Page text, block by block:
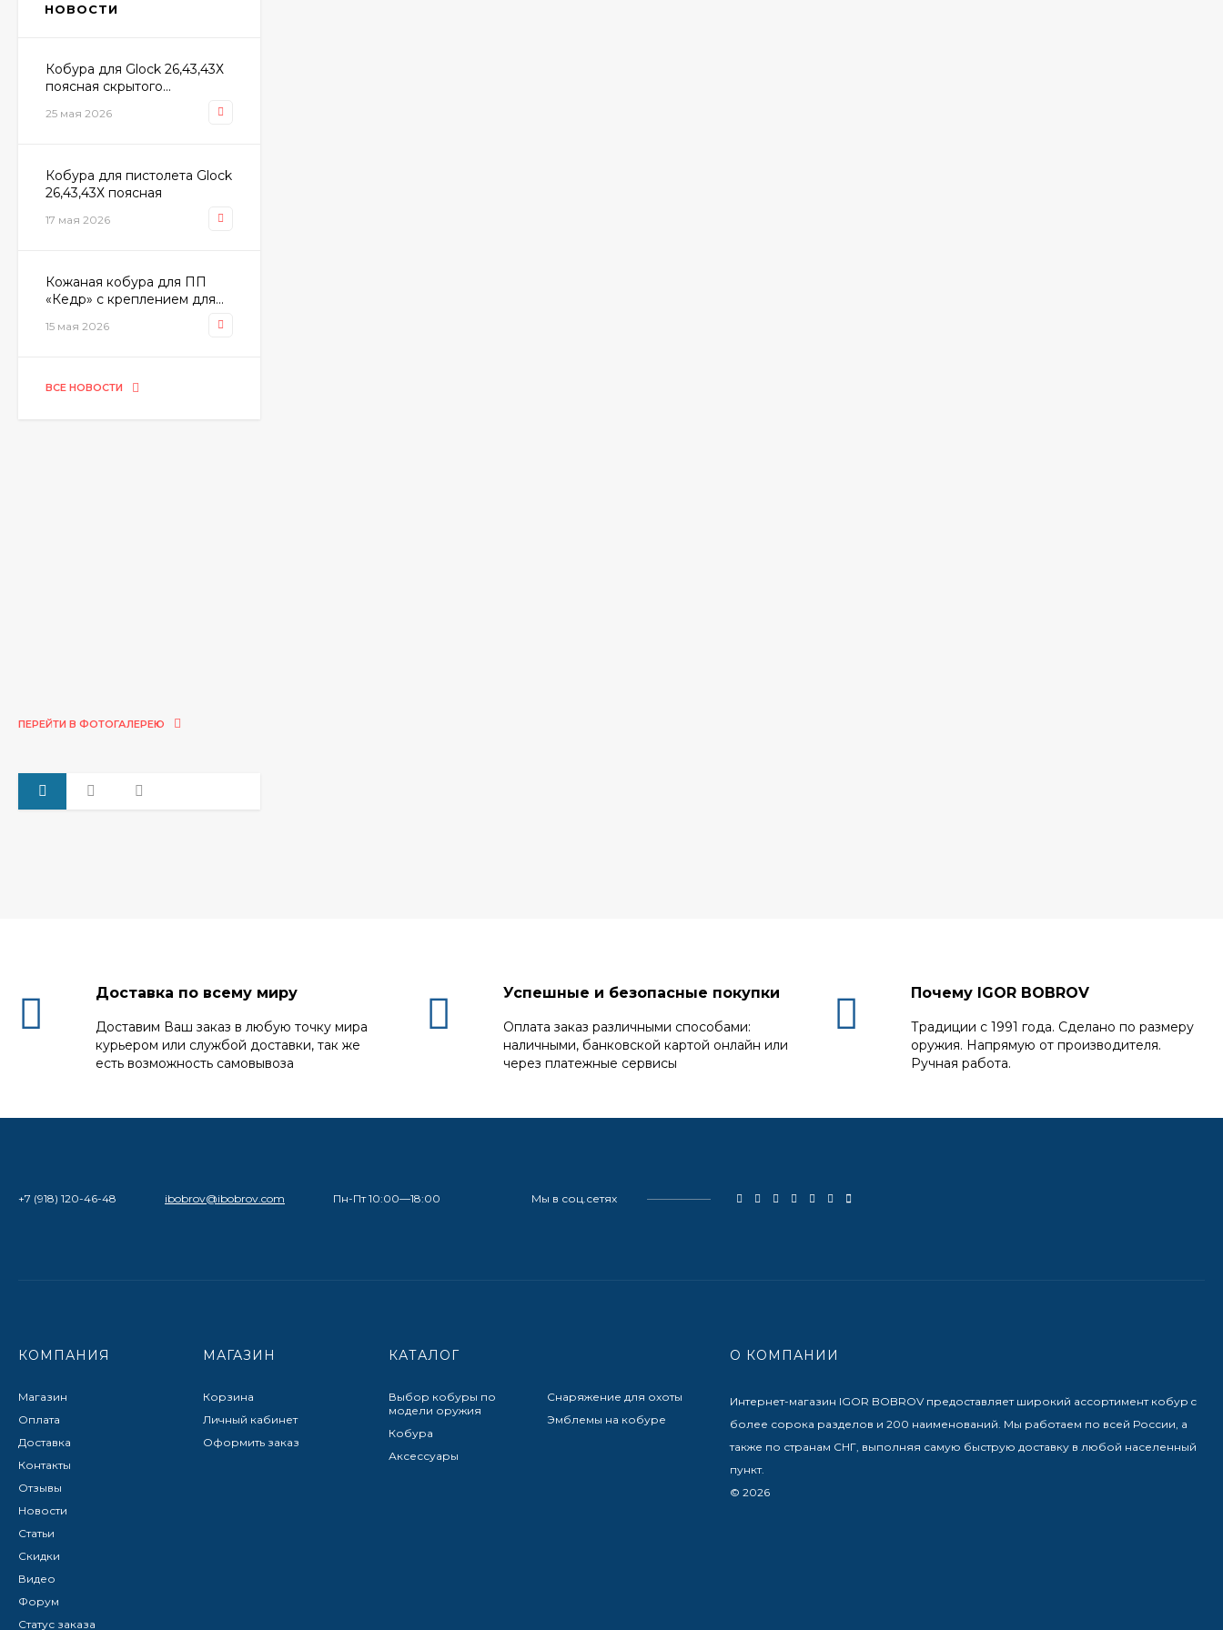
НОВОСТИ
Кобура для Glock 26,43,43Х
поясная скрытого...
25 мая 2026
Кобура для пистолета Glock
26,43,43Х поясная
17 мая 2026
Кожаная кобура для ПП
«Кедр» с креплением для...
15 мая 2026
ВСЕ НОВОСТИ
ПЕРЕЙТИ В ФОТОГАЛЕРЕЮ
Доставка по всему миру
Доставим Ваш заказ в любую точку мира
курьером или службой доставки, так же
есть возможность самовывоза
Успешные и безопасные покупки
Оплата заказ различными способами:
наличными, банковской картой онлайн или
через платежные сервисы
Почему IGOR BOBROV
Традиции с 1991 года. Сделано по размеру
оружия. Напрямую от производителя.
Ручная работа.
+7 (918) 120-46-48 ibobrov@ibobrov.com Пн-Пт 10:00—18:00 Мы в соц.сетях
КОМПАНИЯ
Магазин
Оплата
Доставка
Контакты
Отзывы
Новости
Статьи
Скидки
Видео
Форум
Статус заказа
МАГАЗИН
Корзина
Личный кабинет
Оформить заказ
КАТАЛОГ
Выбор кобуры по
модели оружия
Кобура
Аксессуары
Снаряжение для охоты
Эмблемы на кобуре
О КОМПАНИИ
Интернет-магазин IGOR BOBROV предоставляет широкий ассортимент кобур c
более сорока разделов и 200 наименований. Мы работаем по всей России, а
также по странам СНГ, выполняя самую быструю доставку в любой населенный
пункт.
© 2026